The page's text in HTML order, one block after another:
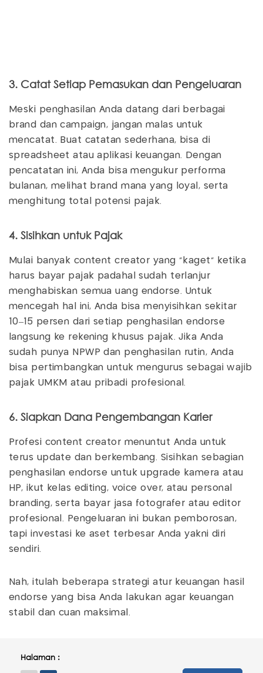
3. Catat Setiap Pemasukan dan Pengeluaran
Meski penghasilan Anda datang dari berbagai
brand dan campaign, jangan malas untuk
mencatat. Buat catatan sederhana, bisa di
spreadsheet atau aplikasi keuangan. Dengan
pencatatan ini, Anda bisa mengukur performa
bulanan, melihat brand mana yang loyal, serta
menghitung total potensi pajak.
4. Sisihkan untuk Pajak
Mulai banyak content creator yang “kaget” ketika
harus bayar pajak padahal sudah terlanjur
menghabiskan semua uang endorse. Untuk
mencegah hal ini, Anda bisa menyisihkan sekitar
10–15 persen dari setiap penghasilan endorse
langsung ke rekening khusus pajak. Jika Anda
sudah punya NPWP dan penghasilan rutin, Anda
bisa pertimbangkan untuk mengurus sebagai wajib
pajak UMKM atau pribadi profesional.
6. Siapkan Dana Pengembangan Karier
Profesi content creator menuntut Anda untuk
terus update dan berkembang. Sisihkan sebagian
penghasilan endorse untuk upgrade kamera atau
HP, ikut kelas editing, voice over, atau personal
branding, serta bayar jasa fotografer atau editor
profesional. Pengeluaran ini bukan pemborosan,
tapi investasi ke aset terbesar Anda yakni diri
sendiri.
Nah, itulah beberapa strategi atur keuangan hasil
endorse yang bisa Anda lakukan agar keuangan
stabil dan cuan maksimal.
Halaman :